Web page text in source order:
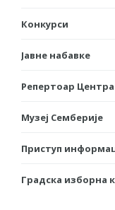
Конкурси
Јавне набавке
Репертоар
Музеј Семберије
Приступ
Градска изборна